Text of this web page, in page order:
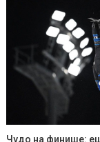
Чудо на финише: